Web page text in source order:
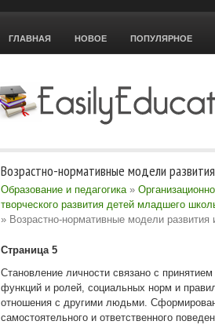
ГЛАВНАЯ НОВОЕ ПОПУЛЯРНОЕ
Возрастно-нормативные модели
Образование и педагогика»
творческого развития детей младшего
» Возрастно-нормативные модели развития
Страница 5
Становление личности связано с
функций и ролей, социальных норм и
отношения с другими людьми.
самостоятельного и ответственного